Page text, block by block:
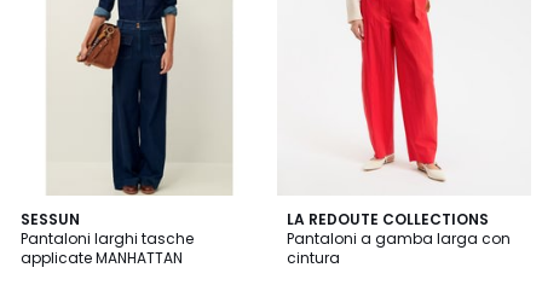
SESSUN
Pantaloni larghi tasche
applicate MANHATTAN
LA REDOUTE COLLECTIONS
Pantaloni a gamba larga con
cintura
3.2
/ 5